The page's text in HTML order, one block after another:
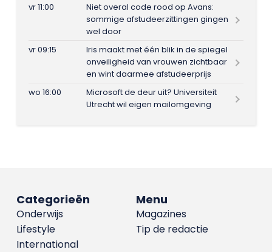
vr 11:00
Niet overal code rood op Avans:
sommige afstudeerzittingen gingen
wel door
vr 09:15
Iris maakt met één blik in de spiegel
onveiligheid van vrouwen zichtbaar
en wint daarmee afstudeerprijs
wo 16:00
Microsoft de deur uit? Universiteit
Utrecht wil eigen mailomgeving
Menu
Magazines
Tip de redactie
Categorieën
Onderwijs
Lifestyle
International